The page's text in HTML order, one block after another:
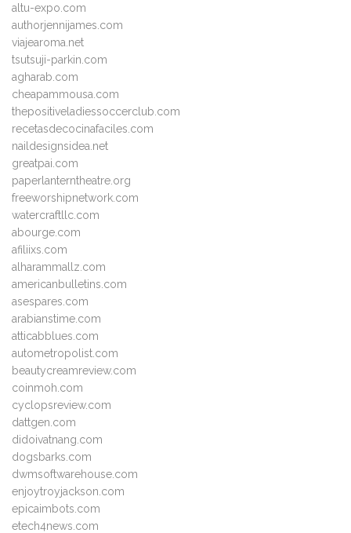
altu-expo.com
authorjennijames.com
viajearoma.net
tsutsuji-parkin.com
agharab.com
cheapammousa.com
thepositiveladiessoccerclub.com
recetasdecocinafaciles.com
naildesignsidea.net
greatpai.com
paperlanterntheatre.org
freeworshipnetwork.com
watercraftllc.com
abourge.com
afiliixs.com
alharammallz.com
americanbulletins.com
asespares.com
arabianstime.com
atticabblues.com
autometropolist.com
beautycreamreview.com
coinmoh.com
cyclopsreview.com
dattgen.com
didoivatnang.com
dogsbarks.com
dwmsoftwarehouse.com
enjoytroyjackson.com
epicaimbots.com
etech4news.com